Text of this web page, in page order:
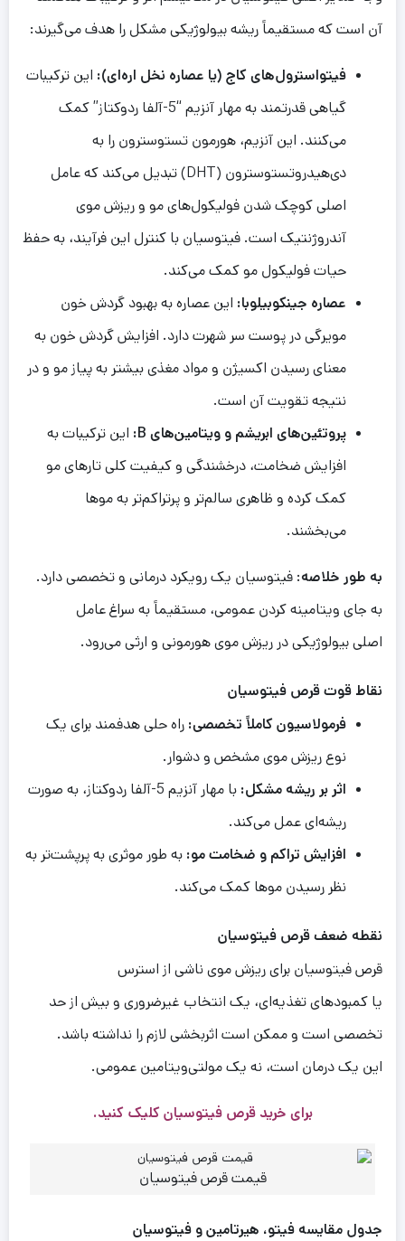
آن است که مستقیماً ریشه بیولوژیکی مشکل را هدف می‌گیرند:
فیتواسترول‌های کاج (یا عصاره نخل اره‌ای): این ترکیبات
گیاهی قدرتمند به مهار آنزیم “5-آلفا ردوکتاز” کمک
می‌کنند. این آنزیم، هورمون تستوسترون را به
دی‌هیدروتستوسترون (DHT) تبدیل می‌کند که عامل
اصلی کوچک شدن فولیکول‌های مو و ریزش موی
آندروژنتیک است. فیتوسیان با کنترل این فرآیند، به حفظ
حیات فولیکول مو کمک می‌کند.
عصاره جینکوبیلوبا: این عصاره به بهبود گردش خون
مویرگی در پوست سر شهرت دارد. افزایش گردش خون به
معنای رسیدن اکسیژن و مواد مغذی بیشتر به پیاز مو و در
نتیجه تقویت آن است.
پروتئین‌های ابریشم و ویتامین‌های B:
این ترکیبات به
افزایش ضخامت، درخشندگی و کیفیت کلی تارهای مو
کمک کرده و ظاهری سالم‌تر و پرتراکم‌تر به موها
می‌بخشند.
به طور خلاصه: فیتوسیان یک رویکرد درمانی و تخصصی دارد.
به جای ویتامینه کردن عمومی، مستقیماً به سراغ عامل
اصلی بیولوژیکی در ریزش موی هورمونی و ارثی می‌رود.
نقاط قوتقرص فیتوسیان
فرمولاسیون کاملاً تخصصی: راه حلی هدفمند برای یک
نوع ریزش موی مشخص و دشوار.
اثر بر ریشه مشکل:
با مهار آنزیم 5-آلفا ردوکتاز، به صورت
ریشه‌ای عمل می‌کند.
افزایش تراکم و ضخامت مو: به طور موثری به پرپشت‌تر به
نظر رسیدن موها کمک می‌کند.
نقطه ضعفقرص فیتوسیان
قرص فیتوسیان برای ریزش موی ناشی از استرس
یا کمبودهای تغذیه‌ای، یک انتخاب غیرضروری و بیش از حد
تخصصی است و ممکن است اثربخشی لازم را نداشته باشد.
این یک درمان است، نه یک مولتی‌ویتامین عمومی.
برای خرید قرص فیتوسیانکلیک کنید.
قیمت قرص فیتوسیان
جدول مقایسه فیتو، هیرتامین و فیتوسیان